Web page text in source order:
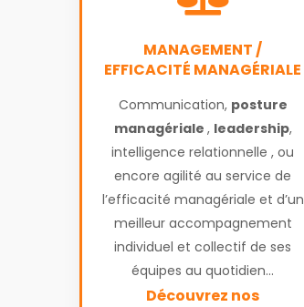
MANAGEMENT /
EFFICACITÉ MANAGÉRIALE
Communication, posture
managériale , leadership,
intelligence relationnelle , ou
encore agilité au service de
l’efficacité managériale et d’un
meilleur accompagnement
individuel et collectif de ses
équipes au quotidien...
Découvrez nos